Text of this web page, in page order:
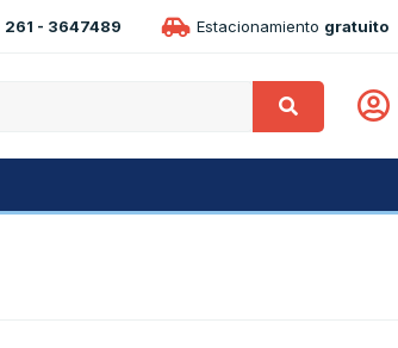
261 - 3647489 Estacionamiento gratuito